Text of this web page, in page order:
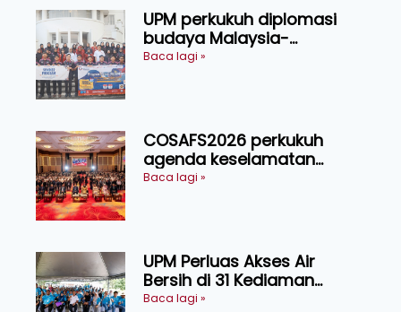
UPM perkukuh diplomasi
budaya Malaysia-
Indonesia melalui Narasi
Baca lagi »
COSAFS2026 perkukuh
agenda keselamatan
makanan, AgriHub pacu
Baca lagi »
UPM Perluas Akses Air
Bersih di 31 Kediaman
Orang Asli Tasik Chini
Baca lagi »